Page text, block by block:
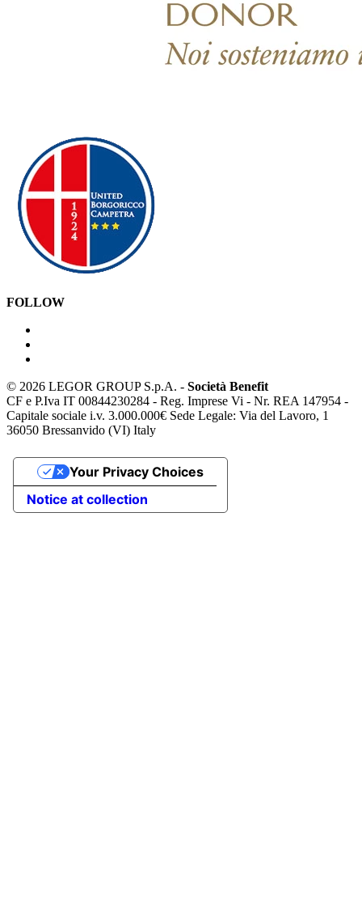
FOLLOW
© 2026 LEGOR GROUP S.p.A. - Società Benefit
CF e P.Iva IT 00844230284 - Reg. Imprese Vi - Nr. REA 147954 -
Capitale sociale i.v. 3.000.000€ Sede Legale: Via del Lavoro, 1
36050 Bressanvido (VI) Italy
Notice at collection
Your Privacy Choices